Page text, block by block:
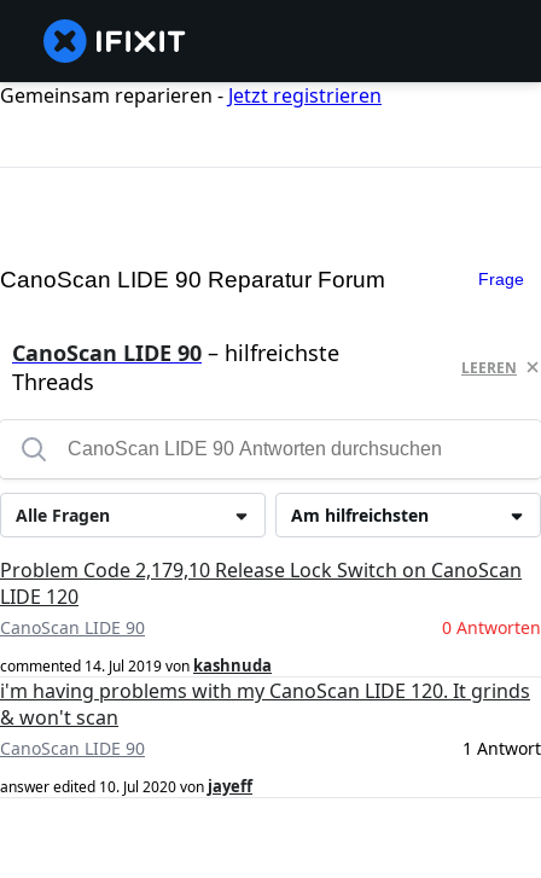
Gemeinsam reparieren - Jetzt registrieren
CanoScan LIDE 90 Reparatur Forum Frage
CanoScan LIDE 90 – hilfreichste
Threads
LEEREN
Am hilfreichsten
Alle Fragen
Problem Code 2,179,10 Release Lock Switch on CanoScan
LIDE 120
CanoScan LIDE 90 0 Antworten
commented 14. Jul 2019von kashnuda
i'm having problems with my CanoScan LIDE 120. It grinds
& won't scan
CanoScan LIDE 90 1 Antwort
answer edited 10. Jul 2020von jayeff